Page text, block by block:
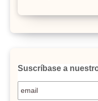
Suscríbase a